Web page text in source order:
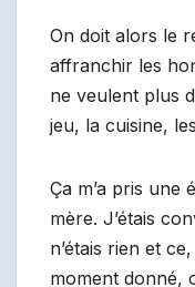
On doit alors le
affranchir les
ne veulent plus
jeu, la cuisine,
Ça m’a pris une
mère. J’étais
n’étais rien et
moment donné,